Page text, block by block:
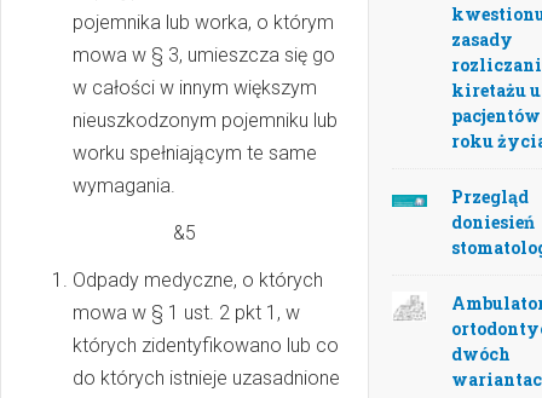
pojemnika lub worka, o którym
mowa w § 3, umieszcza się go
w całości w innym większym
nieuszkodzonym pojemniku lub
worku spełniającym te same
wymagania.
&5
Odpady medyczne, o których
mowa w § 1 ust. 2 pkt 1, w
których zidentyfikowano lub co
do których istnieje uzasadnione
zasady
kiretażu u
pacjentów
roku
Przegląd
doniesień
dwóch